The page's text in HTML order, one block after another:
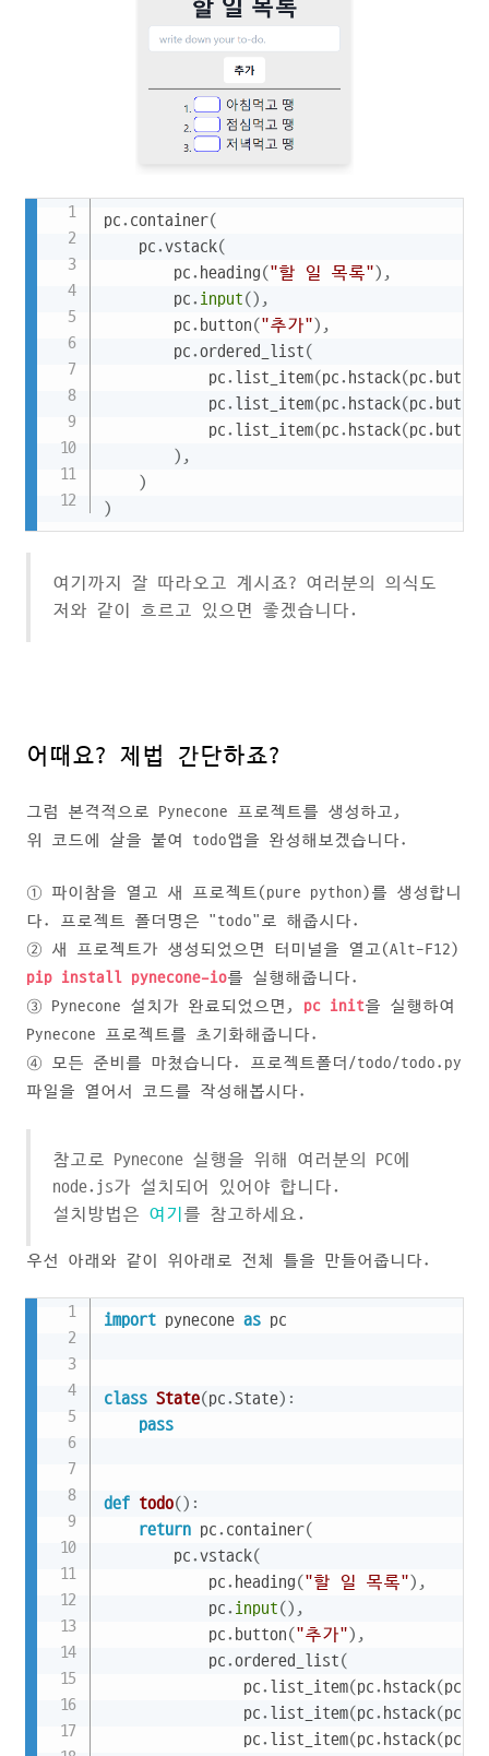
pc. container(
    pc
.vstack(
        pc
. heading("할 일 목록") ,
        pc
. input() ,
        pc
. button("추가") ,
        pc
.ordered_list(
            pc
. list_item(pc. hstack(pc. button
            pc
. list_item(pc. hstack(pc. button
            pc
. list_item(pc. hstack(pc. button
) ,
)
)
여기까지 잘 따라오고 계시죠? 여러분의 의식도
저와 같이 흐르고 있으면 좋겠습니다.
어때요? 제법 간단하죠?
그럼 본격적으로 Pynecone 프로젝트를 생성하고,
위 코드에 살을 붙여 todo앱을 완성해보겠습니다.
① 파이참을 열고 새 프로젝트(pure python)를 생성합니
다. 프로젝트 폴더명은 "todo"로 해줍시다.
② 새 프로젝트가 생성되었으면 터미널을 열고(Alt-F12)
pip install pynecone-io를 실행해줍니다.
③ Pynecone 설치가 완료되었으면, pc init을 실행하여
Pynecone 프로젝트를 초기화해줍니다.
④ 모든 준비를 마쳤습니다. 프로젝트폴더/todo/todo.py
파일을 열어서 코드를 작성해봅시다.
참고로 Pynecone 실행을 위해 여러분의 PC에
node.js가 설치되어 있어야 합니다.
설치방법은 여기 를 참고하세요.
우선 아래와 같이 위아래로 전체 틀을 만들어줍니다.
import pynecone as pc
class State(pc.State) :
pass
def todo() :
return pc. container(
        pc
.vstack(
            pc
. heading("할 일 목록") ,
            pc
. input() ,
            pc
. button("추가") ,
            pc
.ordered_list(
                pc
. list_item(pc. hstack(pc
                pc
. list_item(pc. hstack(pc
                pc
. list_item(pc. hstack(pc